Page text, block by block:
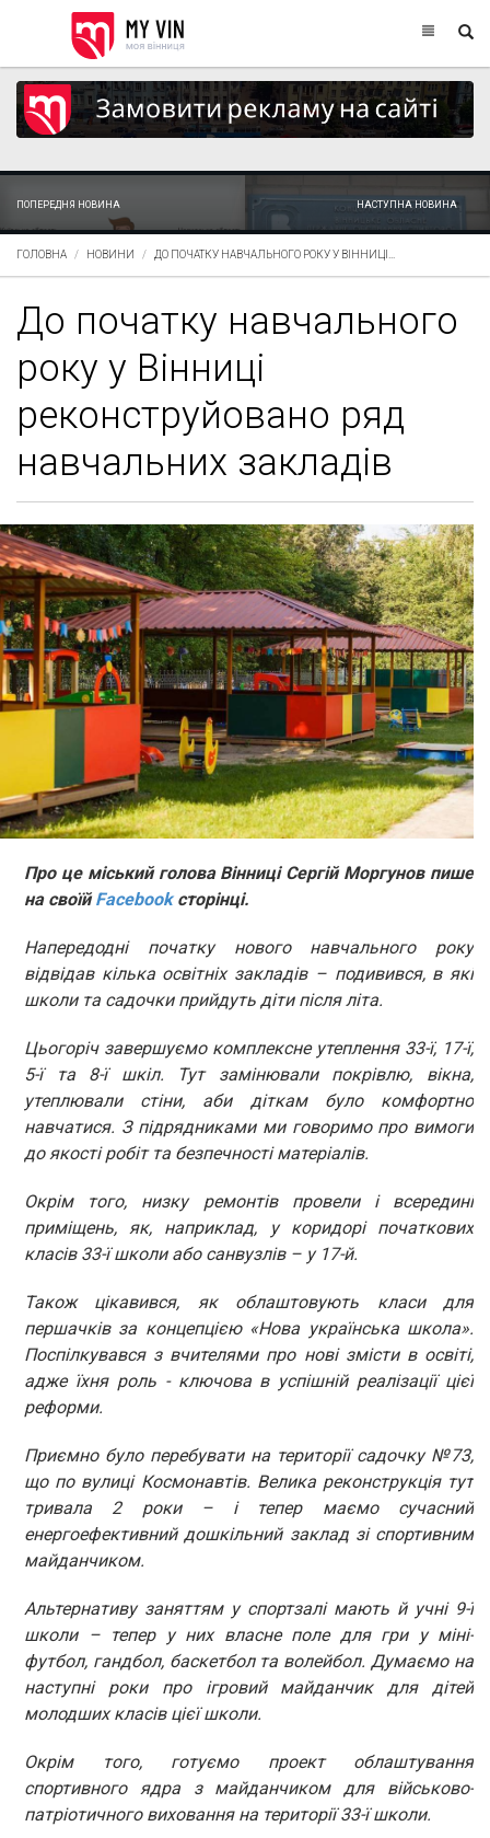
ПОПЕРЕДНЯ НОВИНА НАСТУПНА НОВИНА
ГОЛОВНА НОВИНИ ДО ПОЧАТКУ НАВЧАЛЬНОГО РОКУ У ВІННИЦІ...
До початку навчального
року у Вінниці
реконструйовано ряд
навчальних закладів
Про це міський голова Вінниці Сергій Моргунов пише
на своїйFacebookсторінці.
Напередодні початку нового навчального року
відвідав кілька освітніх закладів – подивився, в які
школи та садочки прийдуть діти після літа.
Цьогоріч завершуємо комплексне утеплення 33-ї, 17-ї,
5-ї та 8-ї шкіл. Тут замінювали покрівлю, вікна,
утеплювали стіни, аби діткам було комфортно
навчатися. З підрядниками ми говоримо про вимоги
до якості робіт та безпечності матеріалів.
Окрім того, низку ремонтів провели і всередині
приміщень, як, наприклад, у коридорі початкових
класів 33-ї школи або санвузлів – у 17-й.
Також цікавився, як облаштовують класи для
першачків за концепцією «Нова українська школа».
Поспілкувався з вчителями про нові змісти в освіті,
адже їхня роль - ключова в успішній реалізації цієї
реформи.
Приємно було перебувати на території садочку №73,
що по вулиці Космонавтів. Велика реконструкція тут
тривала 2 роки – і тепер маємо сучасний
енергоефективний дошкільний заклад зі спортивним
майданчиком.
Альтернативу заняттям у спортзалі мають й учні 9-ї
школи – тепер у них власне поле для гри у міні-
футбол, гандбол, баскетбол та волейбол. Думаємо на
наступні роки про ігровий майданчик для дітей
молодших класів цієї школи.
Окрім того, готуємо проект облаштування
спортивного ядра з майданчиком для військово-
патріотичного виховання на території 33-ї школи.